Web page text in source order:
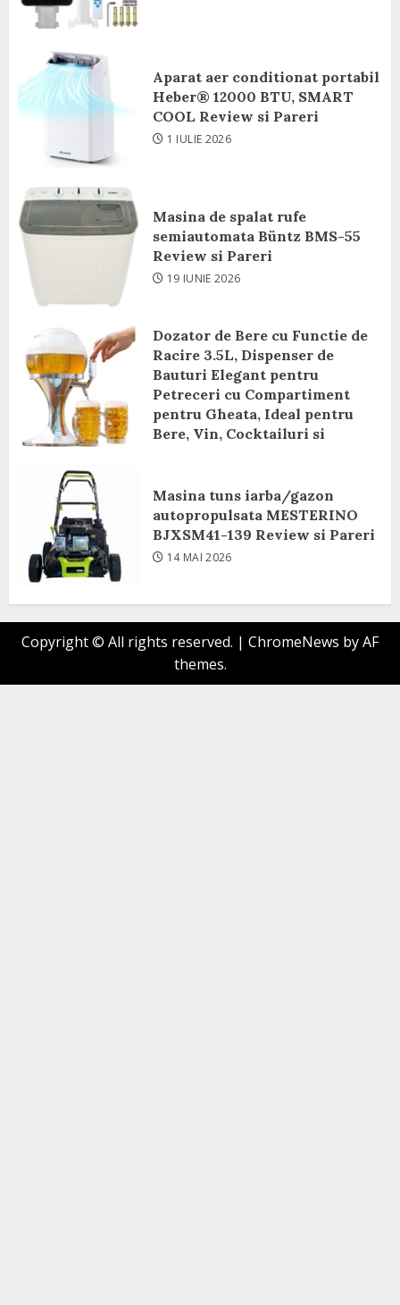
Aparat aer conditionat portabil
Heber® 12000 BTU, SMART
COOL Review si Pareri
1 IULIE 2026
Masina de spalat rufe
semiautomata Büntz BMS-55
Review si Pareri
19 IUNIE 2026
Dozator de Bere cu Functie de
Racire 3.5L, Dispenser de
Bauturi Elegant pentru
Petreceri cu Compartiment
pentru Gheata, Ideal pentru
Bere, Vin, Cocktailuri si
8 IUNIE 2026
Masina tuns iarba/gazon
autopropulsata MESTERINO
BJXSM41-139 Review si Pareri
14 MAI 2026
Copyright © All rights reserved. | ChromeNews by AF
themes.